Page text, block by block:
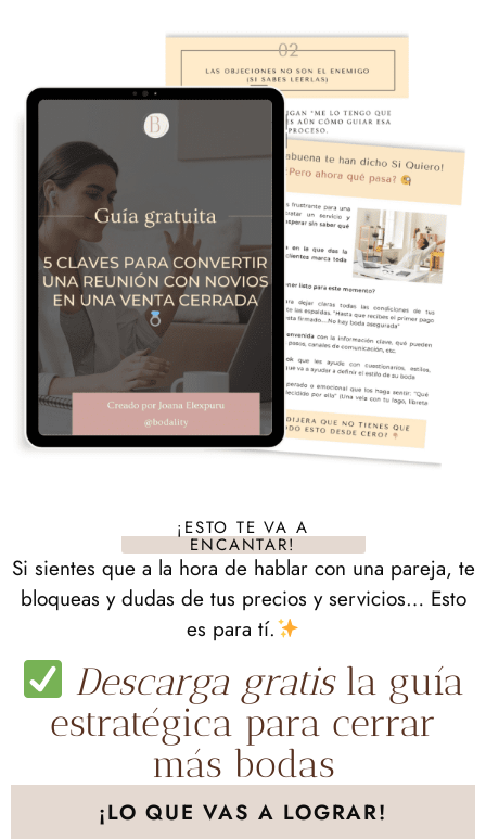
¡ESTO TE VA A
ENCANTAR!
Si sientes que a la hora de hablar con una pareja, te
bloqueas y dudas de tus precios y servicios… Esto
es para tí.
Descarga gratisla guía
estratégica para cerrar
más bodas
¡LO QUE VAS A LOGRAR!